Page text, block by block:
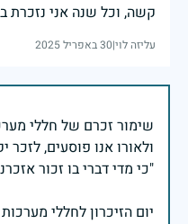
קשה, וכל שנה אני נזכרת
עליזה לוי|30 באפריל 2025
שימור זכרם של חללי
יום הזיכרון לחללי מערכות